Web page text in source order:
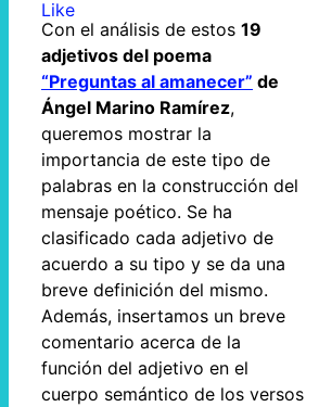
Con el análisis de estos 19
adjetivos del poema
“Preguntas al amanecer” de
Ángel Marino Ramírez,
queremos mostrar la
importancia de este tipo de
palabras en la construcción del
mensaje poético. Se ha
clasificado cada adjetivo de
acuerdo a su tipo y se da una
breve definición del mismo.
Además, insertamos un breve
comentario acerca de la
función del adjetivo en el
cuerpo semántico de los versos